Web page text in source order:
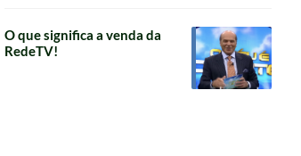
O que significa a venda da
RedeTV!